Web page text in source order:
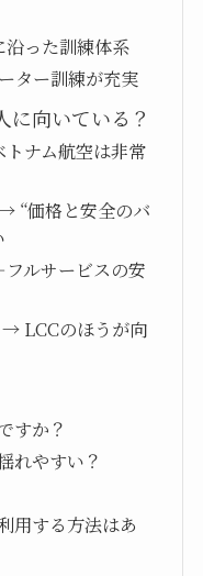
った訓練体系
ター訓練が充実
に向いている？
ナム航空は非常
“価格と安全のバ
ルサービスの安
→ LCCのほうが向
すか？
れやすい？
用する方法はあ